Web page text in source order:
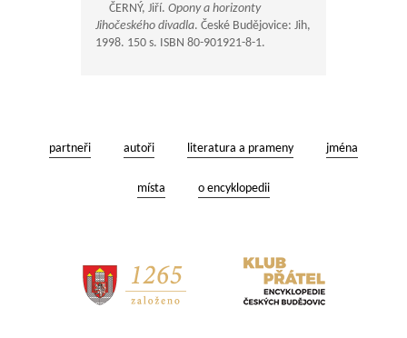
ČERNÝ, Jiří. Opony a horizonty
Jihočeského divadla. České Budějovice: Jih,
1998. 150 s. ISBN 80-901921-8-1.
partneři autoři literatura a prameny jména
místa o encyklopedii